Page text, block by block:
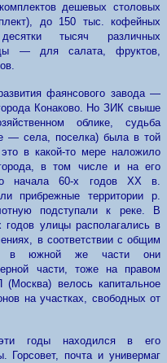
дешевых столовых
до 150 тыс. кофейных
тысяч различных
— для салата, фруктов,
фаянсового завода —
Конаково. Но ЗИК свыше
облике, судьба
— села, поселка) была в той
в какой-то мере наложило
в том числе и на его
начала 60-х годов XX в.
прибрежные территории р.
подступали к реке. В
годов улицы располагались в
в соответствии с общим
в южной же части они
части, тоже на правом
велось капитальное
на участках, свободных от
годы находился в его
Горсовет, почта и универмаг